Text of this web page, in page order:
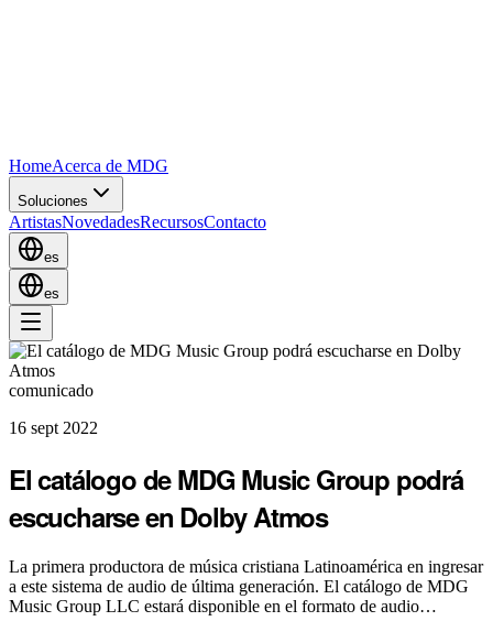
HomeAcerca de MDG
Soluciones
ArtistasNovedadesRecursosContacto
es
es
comunicado
16 sept 2022
El catálogo de MDG Music Group podrá
escucharse en Dolby Atmos
La primera productora de música cristiana Latinoamérica en ingresar
a este sistema de audio de última generación. El catálogo de MDG
Music Group LLC estará disponible en el formato de audio…